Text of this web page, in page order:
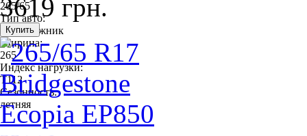
265/65
Тип авто:
внедорожник
Ширина:
265
Индекс нагрузки:
T112
Сезонность:
летняя
3619 грн.